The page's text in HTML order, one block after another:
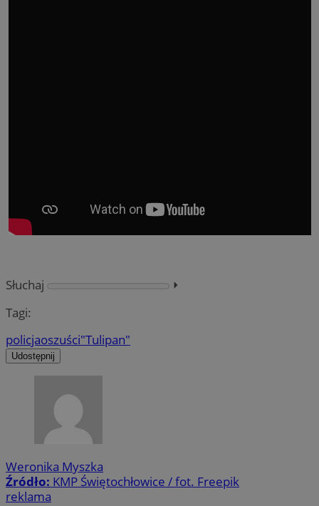
Słuchaj
⏵︎
Tagi:
policjaoszuści"Tulipan"
Udostępnij
Weronika Myszka
Źródło: KMP Świętochłowice / fot. Freepik
reklama